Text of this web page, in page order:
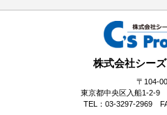
株式会社シー
〒104-
東京都中央区入船1-2-9
TEL：03-3297-2969